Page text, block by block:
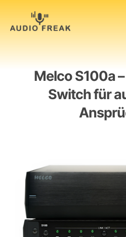
Melco S100a
Switch für